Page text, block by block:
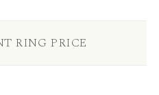
RING PRICE